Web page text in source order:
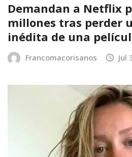
Demandan a Netflix
millones tras perder
inédita de una
Francomacorisanos Jul